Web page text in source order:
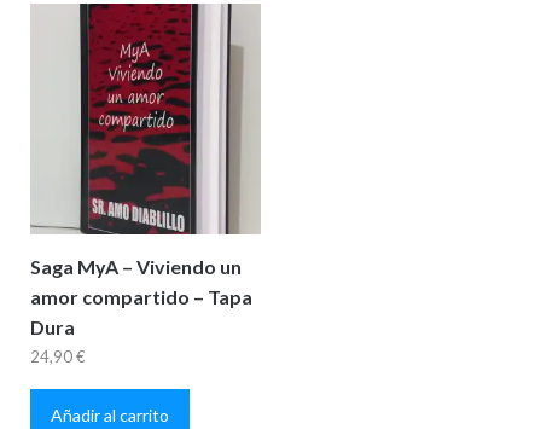
Saga MyA – Viviendo un
amor compartido – Tapa
Dura
24,90€
Añadir al carrito